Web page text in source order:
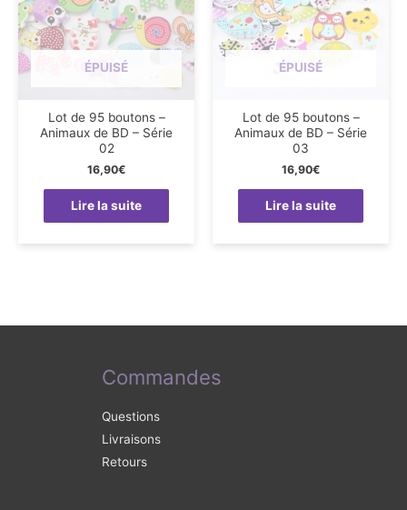
ÉPUISÉ
Lot de 95 boutons –
Animaux de BD – Série
02
16,90€
Lire la suite
ÉPUISÉ
Lot de 95 boutons –
Animaux de BD – Série
03
16,90€
Lire la suite
Commandes
Questions
Livraisons
Retours